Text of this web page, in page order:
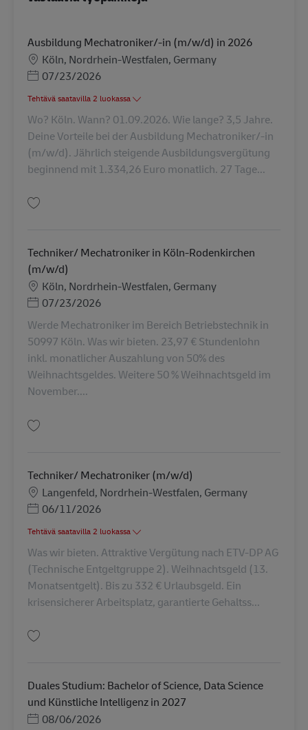
Ausbildung Mechatroniker/-in (m/w/d) in 2026
SijaintiKöln, Nordrhein-Westfalen, Germany
Posted Date
07/23/2026
Tehtävä saatavilla 2 luokassa
Wo? Köln. Wann? 01.09.2026. Wie lange? 3,5 Jahre.
Deine Vorteile bei der Ausbildung Mechatroniker/-in
(m/w/d). Jährlich steigende Ausbildungsvergütung
beginnend mit 1.334,26 Euro monatlich. 27 Tage...
Techniker/ Mechatroniker in Köln-Rodenkirchen
(m/w/d)
SijaintiKöln, Nordrhein-Westfalen, Germany
Posted Date
07/23/2026
Werde Mechatroniker im Bereich Betriebstechnik in
50997 Köln. Was wir bieten. 23,97 € Stundenlohn
inkl. monatlicher Auszahlung von 50% des
Weihnachtsgeldes. Weitere 50 % Weihnachtsgeld im
November....
Techniker/ Mechatroniker (m/w/d)
SijaintiLangenfeld, Nordrhein-Westfalen, Germany
Posted Date
06/11/2026
Tehtävä saatavilla 2 luokassa
Was wir bieten. Attraktive Vergütung nach ETV-DP AG
(Technische Entgeltgruppe 2). Weihnachtsgeld (13.
Monatsentgelt). Bis zu 332 € Urlaubsgeld. Ein
krisensicherer Arbeitsplatz, garantierte Gehaltss...
Duales Studium: Bachelor of Science, Data Science
und Künstliche Intelligenz in 2027
Posted Date
08/06/2026